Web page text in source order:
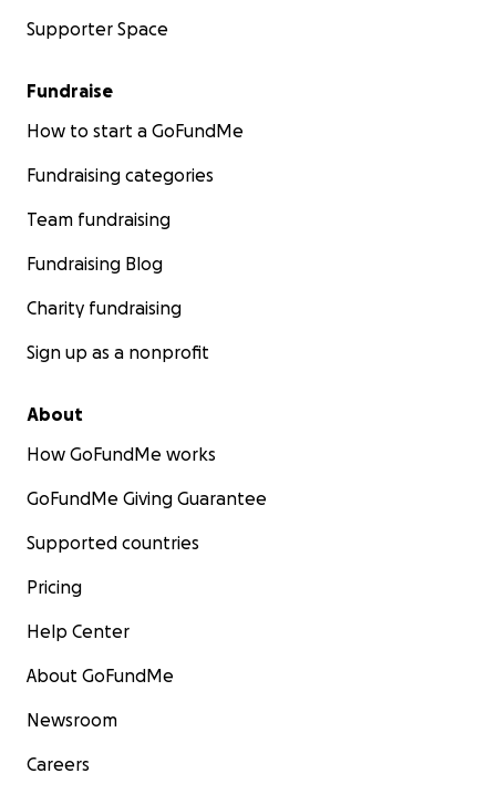
Supporter Space
Fundraise
How to start a GoFundMe
Fundraising categories
Team fundraising
Fundraising Blog
Charity fundraising
Sign up as a nonprofit
About
How GoFundMe works
GoFundMe Giving Guarantee
Supported countries
Pricing
Help Center
About GoFundMe
Newsroom
Careers